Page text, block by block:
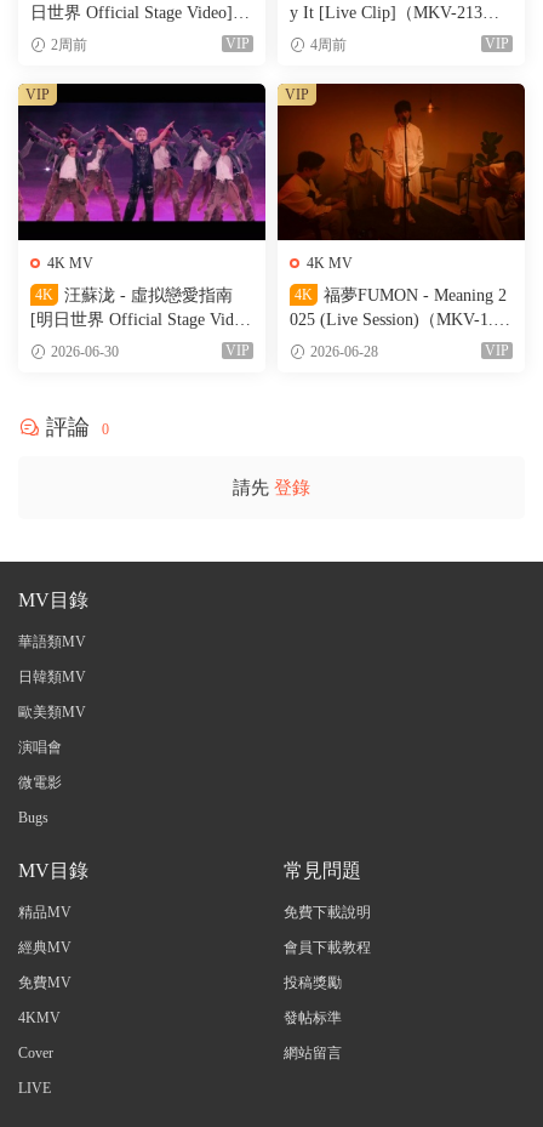
日世界 Official Stage Video]
（MKV-611M）
2周前 VIP
y It [Live Clip]（MKV-213
M）4周前 VIP
4K MV
4K
汪蘇泷 - 虛拟戀愛指南
[明日世界 Official Stage Vide
o]（MKV-527M）
2026-06-30 VIP
VIP
4K MV
4K
福夢FUMON - Meaning 2
025 (Live Session)（MKV-1.56
G）2026-06-28 VIP
VIP
評論 0
請先 登錄
MV目錄
華語類MV
日韓類MV
歐美類MV
演唱會
微電影
Bugs
MV目錄
精品MV
經典MV
免費MV
4KMV
Cover
LIVE
常見問題
免費下載說明
會員下載教程
投稿獎勵
發帖标準
網站留言